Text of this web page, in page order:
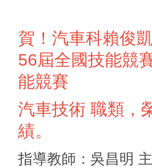
賀！汽車科賴俊
56屆全國技能競
能競賽
汽車技術 職類，
績。
指導教師：吳昌明